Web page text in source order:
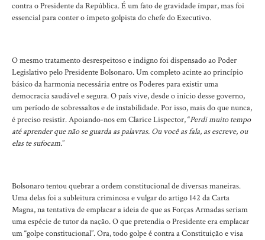
contra o Presidente da República. É um fato de gravidade ímpar, mas foi
essencial para conter o ímpeto golpista do chefe do Executivo.
O mesmo tratamento desrespeitoso e indigno foi dispensado ao Poder
Legislativo pelo Presidente Bolsonaro. Um completo acinte ao princípio
básico da harmonia necessária entre os Poderes para existir uma
democracia saudável e segura. O país vive, desde o início desse governo,
um período de sobressaltos e de instabilidade. Por isso, mais do que nunca,
é preciso resistir. Apoiando-nos em Clarice Lispector, “Perdi muito tempo
até aprender que não se guarda as palavras. Ou você as fala, as escreve, ou
elas te sufocam.”
Bolsonaro tentou quebrar a ordem constitucional de diversas maneiras.
Uma delas foi a subleitura criminosa e vulgar do artigo 142 da Carta
Magna, na tentativa de emplacar a ideia de que as Forças Armadas seriam
uma espécie de tutor da nação. O que pretendia o Presidente era emplacar
um “golpe constitucional”. Ora, todo golpe é contra a Constituição e visa